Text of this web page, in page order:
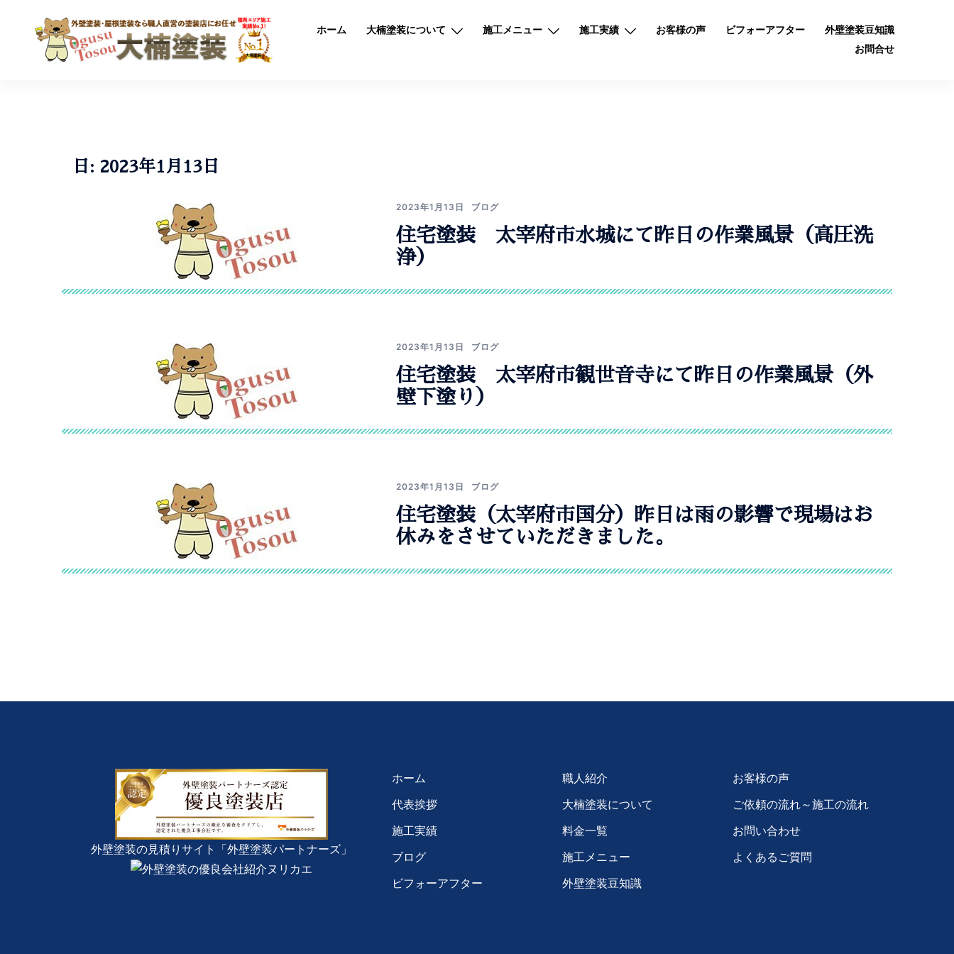
ホーム 大楠塗装について 施工メニュー 施工実績 お客様の声 ビフォーアフター
外壁塗装豆知識
お問合せ
日: 2023年1月13日
2023年1月13日 ブログ
住宅塗装 太宰府市水城にて昨日の作業風景（高圧洗
浄）
2023年1月13日 ブログ
住宅塗装 太宰府市観世音寺にて昨日の作業風景（外
壁下塗り）
2023年1月13日 ブログ
住宅塗装（太宰府市国分）昨日は雨の影響で現場はお
休みをさせていただきました。
外壁塗装の見積りサイト「外壁塗装パートナーズ」
ホーム
代表挨拶
施工実績
ブログ
ビフォーアフター
職人紹介
大楠塗装について
料金一覧
施工メニュー
外壁塗装豆知識
お客様の声
ご依頼の流れ～施工の流れ
お問い合わせ
よくあるご質問